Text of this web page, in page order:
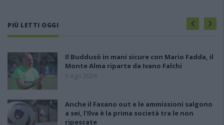
PIÙ LETTI OGGI
Il Buddusò in mani sicure con Mario Fadda, il
Monte Alma riparte da Ivano Falchi
5 Ago 2026
Anche il Fasano out e le ammissioni salgono
a sei, l'Ilva è la prima società tra le non
ripescate